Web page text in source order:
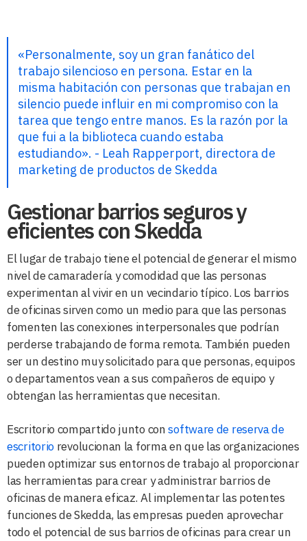
«Personalmente, soy un gran fanático del
trabajo silencioso en persona. Estar en la
misma habitación con personas que trabajan en
silencio puede influir en mi compromiso con la
tarea que tengo entre manos. Es la razón por la
que fui a la biblioteca cuando estaba
estudiando». - Leah Rapperport, directora de
marketing de productos de Skedda
Gestionar barrios seguros y
eficientes con Skedda
El lugar de trabajo tiene el potencial de generar el mismo
nivel de camaradería y comodidad que las personas
experimentan al vivir en un vecindario típico. Los barrios
de oficinas sirven como un medio para que las personas
fomenten las conexiones interpersonales que podrían
perderse trabajando de forma remota. También pueden
ser un destino muy solicitado para que personas, equipos
o departamentos vean a sus compañeros de equipo y
obtengan las herramientas que necesitan.
Escritorio compartido junto consoftware de reserva de
escritorio revolucionan la forma en que las organizaciones
pueden optimizar sus entornos de trabajo al proporcionar
las herramientas para crear y administrar barrios de
oficinas de manera eficaz. Al implementar las potentes
funciones de Skedda, las empresas pueden aprovechar
todo el potencial de sus barrios de oficinas para crear un